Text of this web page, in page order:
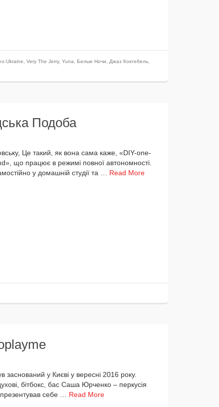
Very The Jerry, Yuna Белые Ночи Джаз Коктебель
Подоба
Це такий, як вона сама каже, «DIY-one-
що пра­ц­ює в режи­мі пов­ної авто­ном­но­сті.
у домаш­ній студії та … Read More
у Києві у верес­ні 2016 року.
біт­бокс, бас Саша Юрченко – пер­кусія
себе … Read More